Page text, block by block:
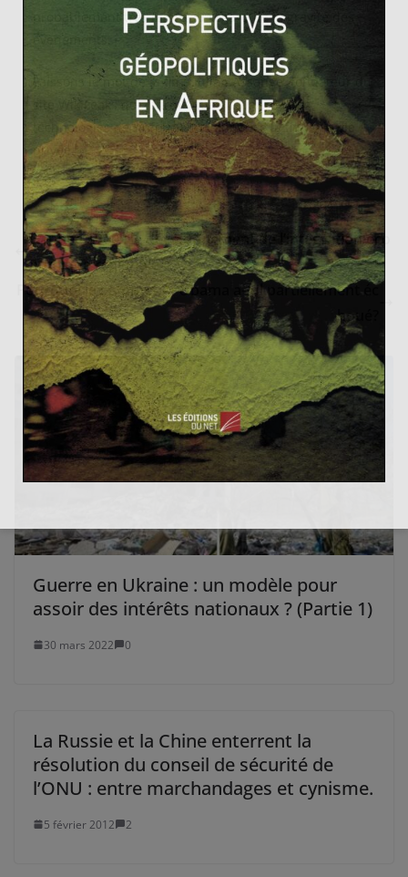
probablement très faible au regard de la gravité des
Laissons le mot de la fin à Julian Assange, fondateur du
site WikiLeaks qui affirme que « l’avancée des
technologies de l’information annonce la fin de la vie
privée. »
L’année 1960 : le développement de l’intégration éco
nomique régionale
Pourquoi le sommet Xi-Obama a-t-il partiellement éc
houé?
Guerre en Ukraine : un modèle pour
assoir des intérêts nationaux ? (Partie 1)
30 mars 2022 0
La Russie et la Chine enterrent la
résolution du conseil de sécurité de
l’ONU : entre marchandages et cynisme.
5 février 2012 2